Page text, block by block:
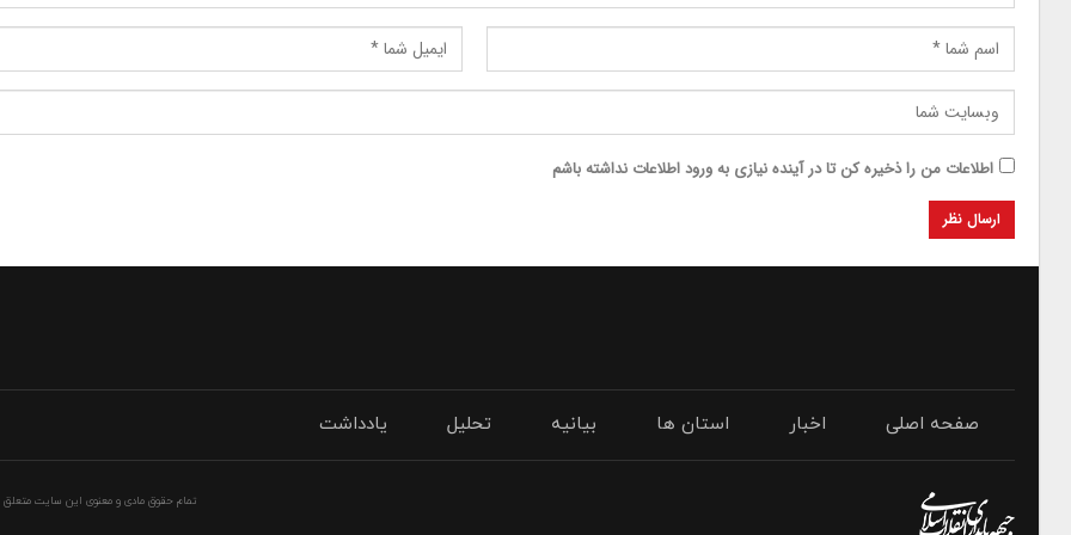
اطلاعات من را ذخیره کن تا در آینده نیازی به ورود اطلاعات نداشته باشم
صفحه اصلی اخبار استان ها بیانیه تحلیل یادداشت
تمام حقوق مادی و معنوی این سایت متعلق